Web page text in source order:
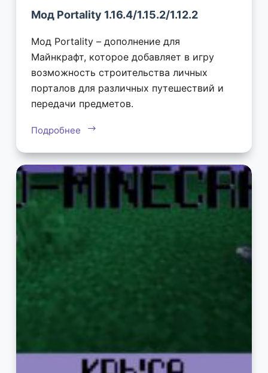
Мод Portality 1.16.4/1.15.2/1.12.2
Мод Portality – дополнение для
Майнкрафт, которое добавляет в игру
возможность строительства личных
порталов для различных путешествий и
передачи предметов.
Подробнее